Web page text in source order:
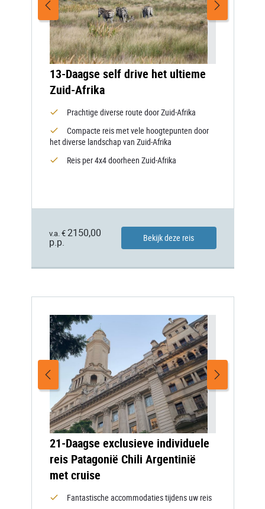
13-Daagse self drive het ultieme
Zuid-Afrika
Prachtige diverse route door Zuid-Afrika
Compacte reis met vele hoogtepunten door
het diverse landschap van Zuid-Afrika
Reis per 4x4 doorheen Zuid-Afrika
v.a. € 2150,00
p.p.
Bekijk deze reis
21-Daagse exclusieve individuele
reis Patagonië Chili Argentinië
met cruise
Fantastische accommodaties tijdens uw reis